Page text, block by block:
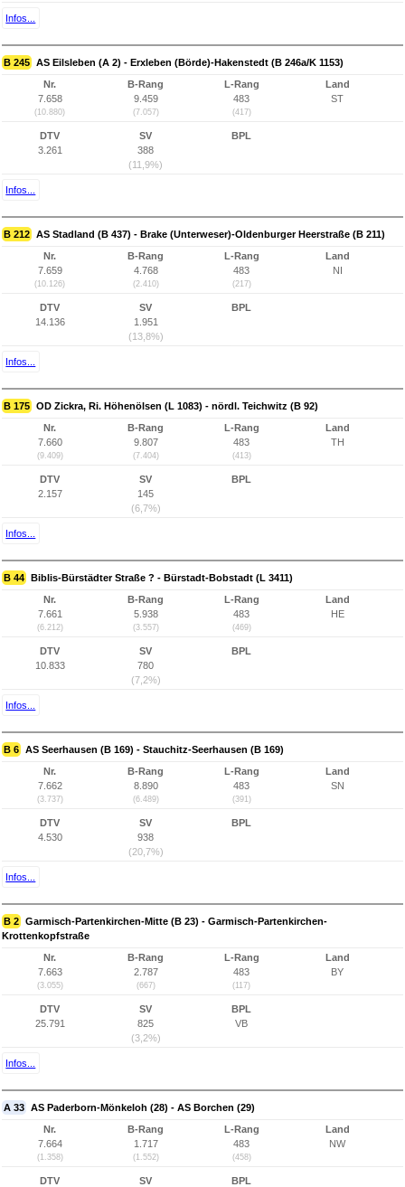
Infos...
B 245 AS Eilsleben (A 2) - Erxleben (Börde)-Hakenstedt (B 246a/K 1153)
Nr.
7.658
(10.880)
B-Rang
9.459
(7.057)
L-Rang
483
(417)
Land
ST
DTV
3.261
SV
388
(11,9%)
BPL
Infos...
B 212 AS Stadland (B 437) - Brake (Unterweser)-Oldenburger Heerstraße (B 211)
Nr.
7.659
(10.126)
B-Rang
4.768
(2.410)
L-Rang
483
(217)
Land
NI
DTV
14.136
SV
1.951
(13,8%)
BPL
Infos...
B 175 OD Zickra, Ri. Höhenölsen (L 1083) - nördl. Teichwitz (B 92)
Nr.
7.660
(9.409)
B-Rang
9.807
(7.404)
L-Rang
483
(413)
Land
TH
DTV
2.157
SV
145
(6,7%)
BPL
Infos...
B 44 Biblis-Bürstädter Straße ? - Bürstadt-Bobstadt (L 3411)
Nr.
7.661
(6.212)
B-Rang
5.938
(3.557)
L-Rang
483
(469)
Land
HE
DTV
10.833
SV
780
(7,2%)
BPL
Infos...
B 6 AS Seerhausen (B 169) - Stauchitz-Seerhausen (B 169)
Nr.
7.662
(3.737)
B-Rang
8.890
(6.489)
L-Rang
483
(391)
Land
SN
DTV
4.530
SV
938
(20,7%)
BPL
Infos...
B 2 Garmisch-Partenkirchen-Mitte (B 23) - Garmisch-Partenkirchen-
Krottenkopfstraße
Nr.
7.663
(3.055)
B-Rang
2.787
(667)
L-Rang
483
(117)
Land
BY
DTV
25.791
SV
825
(3,2%)
BPL
VB
Infos...
A 33 AS Paderborn-Mönkeloh (28) - AS Borchen (29)
Nr.
7.664
(1.358)
B-Rang
1.717
(1.552)
L-Rang
483
(458)
Land
NW
DTV
SV
BPL